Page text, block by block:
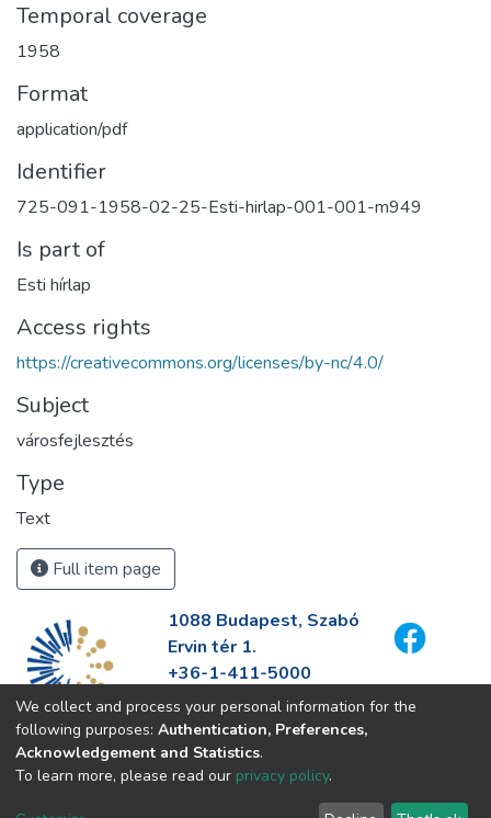
Temporal coverage
1958
Format
application/pdf
Identifier
725-091-1958-02-25-Esti-hirlap-001-001-m949
Is part of
Esti hírlap
Access rights
https://creativecommons.org/licenses/by-nc/4.0/
Subject
városfejlesztés
Type
Text
Full item page
1088 Budapest, Szabó
Ervin tér 1.
+36-1-411-5000
info@fszek.hu
https://fszek.hu
We collect and process your personal information for the
following purposes: Authentication, Preferences,
Acknowledgement and Statistics.
To learn more, please read our privacy policy.